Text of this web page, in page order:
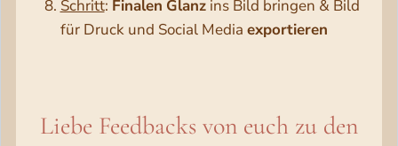
Schritt: Finalen Glanzins Bild bringen & Bild
für Druck und Social Media exportieren
Liebe Feedbacks von euch zu den